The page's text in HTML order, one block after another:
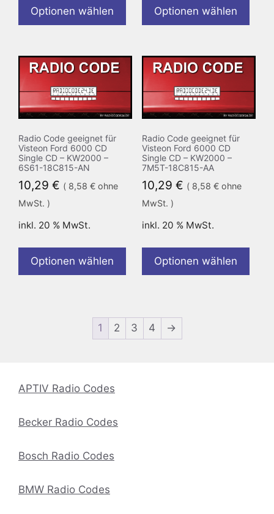
Optionen wählen Optionen wählen
Radio Code geeignet für
Visteon Ford 6000 CD
Single CD – KW2000 –
6S61-18C815-AN
10,29 € ( 8,58 € ohne
MwSt. )
inkl. 20 % MwSt.
Optionen wählen
Radio Code geeignet für
Visteon Ford 6000 CD
Single CD – KW2000 –
7M5T-18C815-AA
10,29 € ( 8,58 €ohne
MwSt. )
inkl. 20 % MwSt.
Optionen wählen
1 2 3 4 →
APTIV Radio Codes
Becker Radio Codes
Bosch Radio Codes
BMW Radio Codes